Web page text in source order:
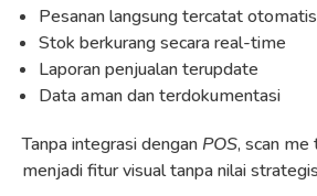
Pesanan langsung tercatat otomatis
Stok berkurang secara real-time
Laporan penjualan terupdate
Data aman dan terdokumentasi
Tanpa integrasi dengan POS, scan me
menjadi fitur visual tanpa nilai